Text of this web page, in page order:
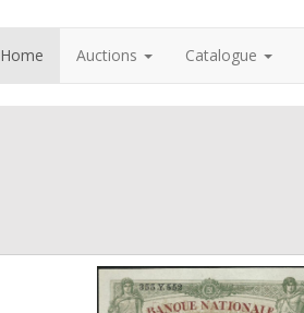
Home Auctions Catalogue